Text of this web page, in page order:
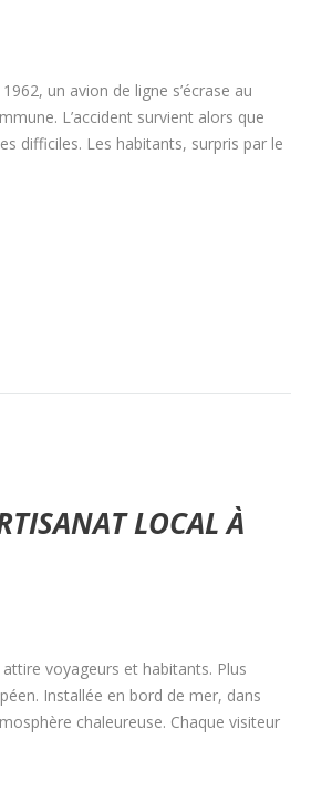
un avion de ligne s’écrase au
L’accident survient alors que
difficiles. Les habitants, surpris par le
LOCAL À
voyageurs et habitants. Plus
Installée en bord de mer, dans
chaleureuse. Chaque visiteur